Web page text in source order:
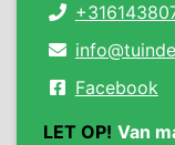
Facebook
LET OP! Van